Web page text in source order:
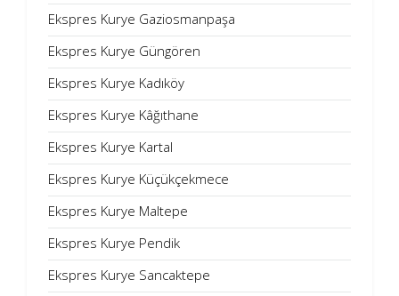
Ekspres Kurye Gaziosmanpaşa
Ekspres Kurye Güngören
Ekspres Kurye Kadıköy
Ekspres Kurye Kâğıthane
Ekspres Kurye Kartal
Ekspres Kurye Küçükçekmece
Ekspres Kurye Maltepe
Ekspres Kurye Pendik
Ekspres Kurye Sancaktepe